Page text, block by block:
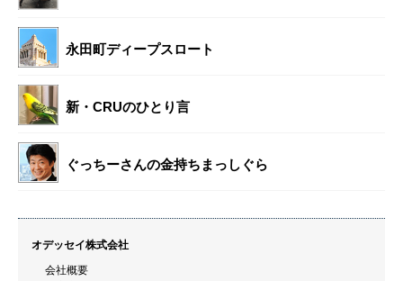
永田町ディープスロート
新・CRUのひとり言
ぐっちーさんの金持ちまっしぐら
オデッセイ株式会社
会社概要